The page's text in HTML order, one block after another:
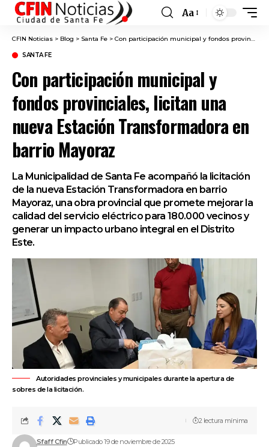
Font
Resizer
Aa
CFIN Noticias > Blog > Santa Fe > Con participación municipal y fondos provinciales, licitan una nueva Estación Transformadora en barrio Mayoraz
SANTA FE
Con participación municipal y
fondos provinciales, licitan una
nueva Estación Transformadora en
barrio Mayoraz
La Municipalidad de Santa Fe acompañó la licitación
de la nueva Estación Transformadora en barrio
Mayoraz, una obra provincial que promete mejorar la
calidad del servicio eléctrico para 180.000 vecinos y
generar un impacto urbano integral en el Distrito
Este.
Autoridades provinciales y municipales durante la apertura de
sobres de la licitación.
Sfaff Cfin Publicado 19 de noviembre de 2025
2 lectura mínima